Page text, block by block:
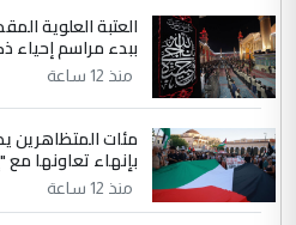
إكمال دراستي داخل ...
الموضوع :
السعودية توافق
إعطاء 100 منحة دراسية
جامعاتها سنويا
العتبة العلوية
ببدء مراسم إحياء
منذ 12 ساعة
مئات المتظاهرين
بإنهاء تعاونها مع
منذ 12 ساعة